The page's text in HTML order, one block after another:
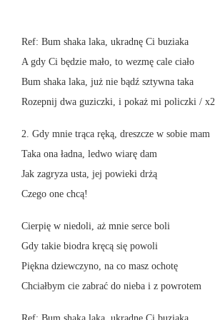
Ref: Bum shaka laka, ukradnę Ci buziaka
A gdy Ci będzie mało, to wezmę cale ciało
Bum shaka laka, już nie bądź sztywna taka
Rozepnij dwa guziczki, i pokaż mi policzki / x2
2. Gdy mnie trąca ręką, dreszcze w sobie mam
Taka ona ładna, ledwo wiarę dam
Jak zagryza usta, jej powieki drżą
Czego one chcą!
Cierpię w niedoli, aż mnie serce boli
Gdy takie biodra kręcą się powoli
Piękna dziewczyno, na co masz ochotę
Chciałbym cie zabrać do nieba i z powrotem